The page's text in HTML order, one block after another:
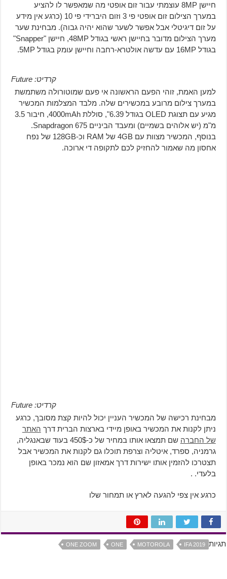
חיישן 8MP עוצמתי עבור זום אופטי מה שמאפשר לו להציע
במערך הצילום זום אופטי פי 3 וזום היברידי פי 10 (כרגע אין מידע
על זום דיגיטלי אבל אפשר לשער שהוא יהיה גבוה). מבחינת שער
מערך הצילום מדובר בחיישן ראשי בגודל 48MP, חיישן "Snapper"
בגודל 16MP עם עדשה אולטרא-רחבה וחיישן עומק בגודל 5MP.
קרדיט: Future
למען האמת, זוהי הפעם הראשונה אי פעם שמוטורולה משתמשת
במערך צילום מרובע במכשירים שלה. מלבד המצלמות המכשיר
מגיע עם תצוגת OLED בגודל 6.39", סוללת 4000mAh, חיבור 3.5
מ"מ (יש אלוהים בשמיים) ומעבד הביניים Snapdragon 675.
בנוסף, המכשיר מצוות עם 4GB של RAM וכ-128GB של נפח
אחסון מה שאמור להחזיק לכם לתקופה די ארוכה.
קרדיט: Future
מבחינת רכישה של המכשיר העניין יכול להיות קצת מסובך, כרגע
ניתן לקנות את המכשיר באופן מיידי בארצות הברית דרך האתר
של החברה
שם תמצאו אותו במחיר של כ-450$ בעוד שבאנגליה,
גרמניה, ספרד, איטליה וצרפת תוכלו גם לקנות את המכשיר אבל
תצטרכו להזמין אותו ישירות דרך אמאזון שם הוא נמכר באופן
בלעדי. .
כרגע אין צפי להגעה לארץ או תמחור שלו
תגיות IFA 2019
MOTOROLA
ONE
ONE ZOOM